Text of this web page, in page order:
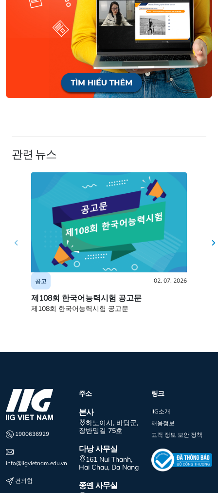
관련 뉴스
공고 02. 07. 2026
제108회 한국어능력시험 공고문
제108회 한국어능력시험 공고문
1900636929
info@iigvietnam.edu.vn
건의함
주소
본사
하노이시, 바딩군,
장반밍길 75호
다낭 사무실
161 Nui Thanh,
Hai Chau, Da Nang
쭝옌 사무실
링크
IIG소개
채용정보
고객 정보 보안 정책